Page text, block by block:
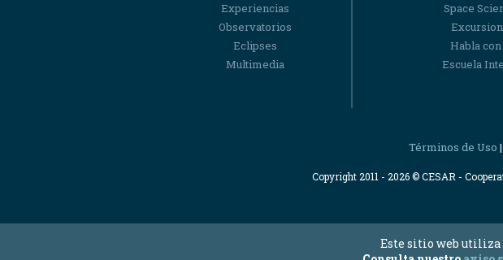
Experiencias
Observatorios
Eclipses
Multimedia
Space
Habla
Escuela
Términos de Uso |
Copyright 2011 - 2026 © CESAR -
Este sitio web utiliza